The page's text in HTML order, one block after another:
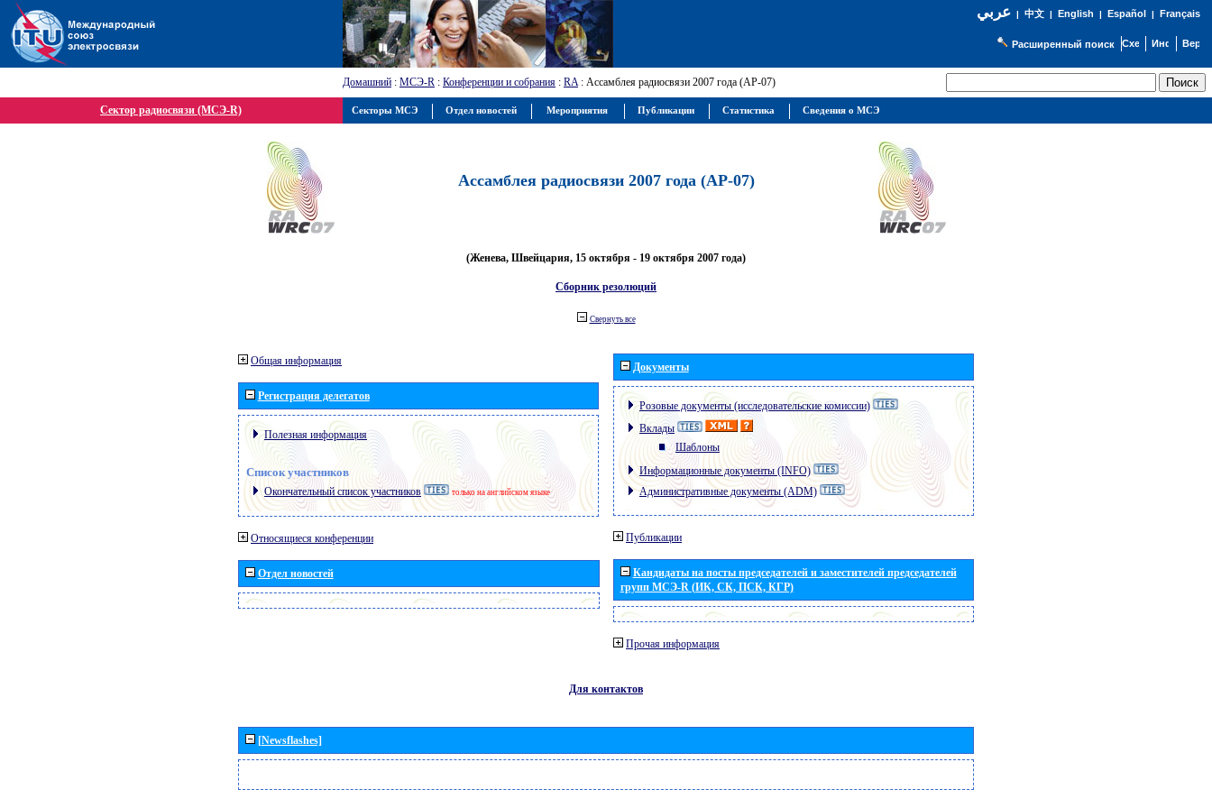
عربي| 中文| English | Español | Français
Расширенный поиск
Домашний : МСЭ-R : Конференции и собрания : RA: Ассамблея радиосвязи 2007 года (АР-07)
Сектор радиосвязи (МСЭ-R)
Ассамблея радиосвязи 2007 года (АР-07)
(Женева, Швейцария, 15 октября - 19 октября 2007 года)
Сборник резолюций
Свернуть все
Общая информация
Регистрация делегатов
Полезная информация
Список участников
Окончательный список участников только на английском языке
Относящиеся конференции
Отдел новостей
Документы
Розовые документы (исследовательские комиссии)
Вклады
Шаблоны
Информационные документы (INFO)
Административные документы (ADM)
Публикации
Кандидаты на посты председателей и заместителей председателей
групп МСЭ-R (ИК, СК, ПСК, КГР)
Прочая информация
Для контактов
[Newsflashes]
Секторы МСЭ Отдел новостей Мероприятия Публикации Статистика Сведения о МСЭ